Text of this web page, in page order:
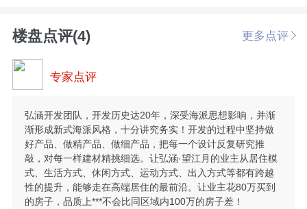
楼盘点评(4) 更多点评
专家点评
弘涵开发团队，开发历史达20年，深受海派思想影响，并渐
渐形成新式海派风格，十分讲究务实！开发的过程中坚持做
好产品、做精产品、做细产品，把每一个设计反复研究推
敲，对每一样建材精挑细选。让弘涵·望江月的业主从居住模
式、生活方式、休闲方式、运动方式、出入方式等都有跨越
性的提升，能够走在高端居住的最前沿。让业主花80万买到
的房子，品质上***不会比同区域内100万的房子差！